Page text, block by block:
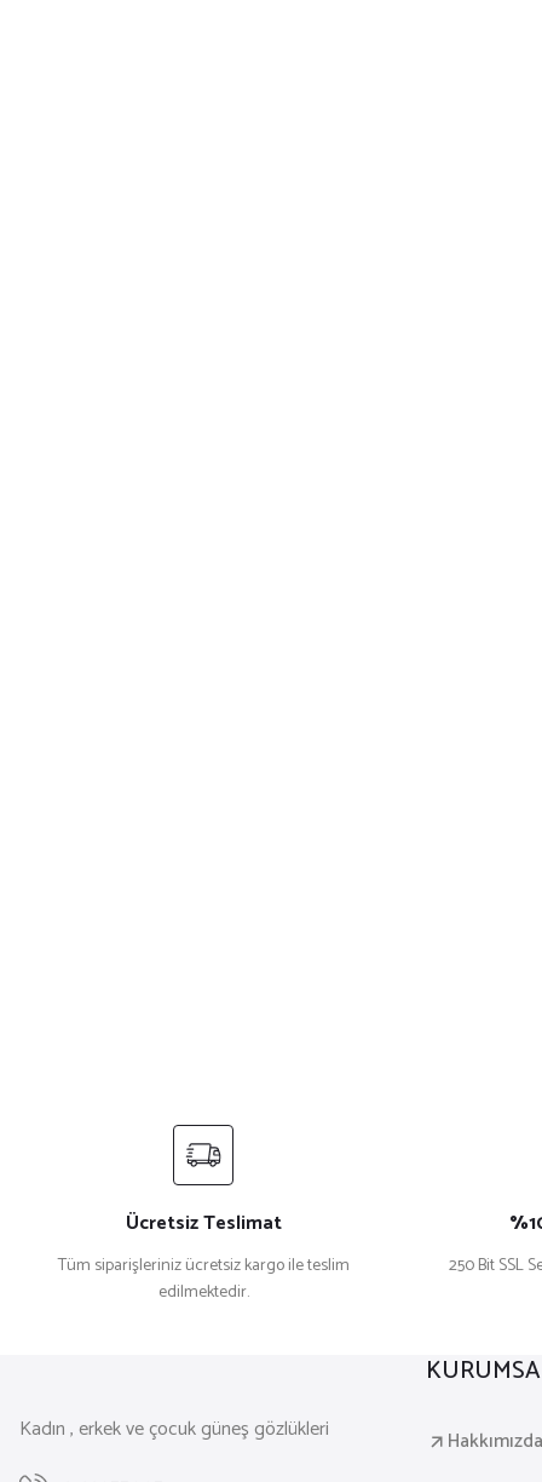
Ücretsiz Teslimat
Tüm siparişleriniz ücretsiz kargo ile teslim
edilmektedir.
250 Bit SSL
Kadın , erkek ve çocuk güneş gözlükleri
Hakkımızda